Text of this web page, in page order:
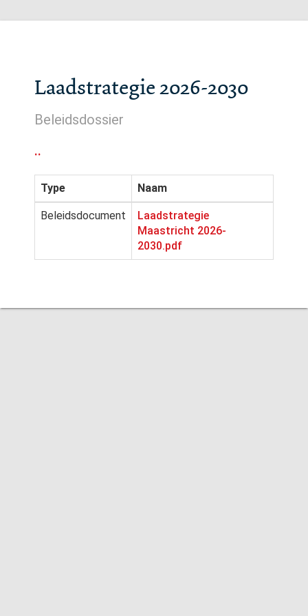
Laadstrategie 2026-2030
Beleidsdossier
..
Type Naam
Beleidsdocument
Laadstrategie
Maastricht 2026-
2030.pdf